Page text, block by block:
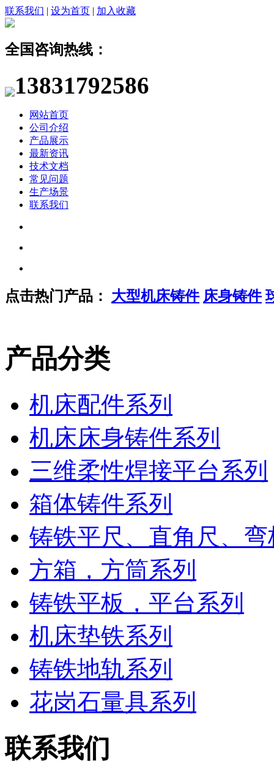
联系我们 | 设为首页 | 加入收藏
全国咨询热线：
13831792586
网站首页
公司介绍
产品展示
最新资讯
技术文档
常见问题
生产场景
联系我们
点击热门产品： 大型机床铸件 床身铸件
产品分类
机床配件系列
机床床身铸件系列
三维柔性焊接平台系列
箱体铸件系列
铸铁平尺、直角尺、
方箱，方筒系列
铸铁平板，平台系列
机床垫铁系列
铸铁地轨系列
花岗石量具系列
联系我们